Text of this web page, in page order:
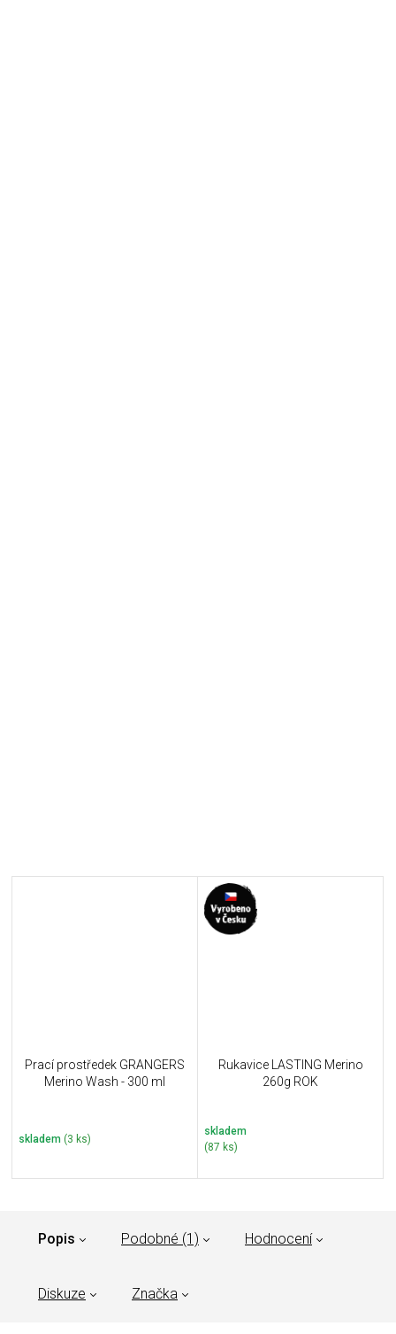
Prací prostředek GRANGERS
Merino Wash - 300 ml
skladem (3 ks)
Rukavice LASTING Merino
260g ROK
skladem
(87 ks)
Popis Podobné (1) Hodnocení
Diskuze Značka